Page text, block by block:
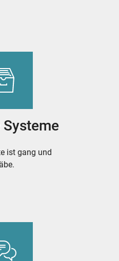
ist gang und